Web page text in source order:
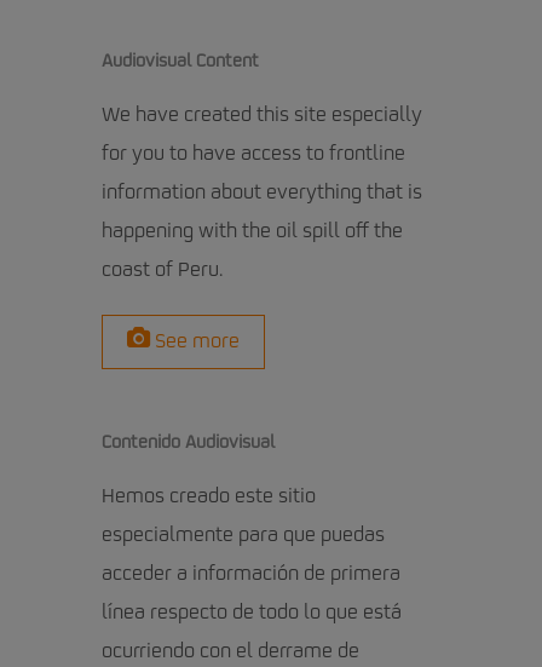
Audiovisual Content
We have created this site especially
for you to have access to frontline
information about everything that is
happening with the oil spill off the
coast of Peru.
See more
Contenido Audiovisual
Hemos creado este sitio
especialmente para que puedas
acceder a información de primera
línea respecto de todo lo que está
ocurriendo con el derrame de